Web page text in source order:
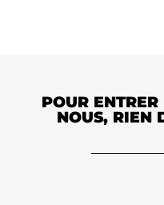
POUR
NOUS, RIEN